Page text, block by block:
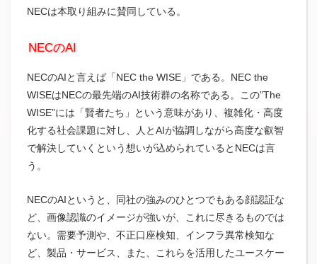
NECは本取り組みに賛同している。
NECのAI
NECのAIと言えば「NEC the WISE」である。NEC the
WISEはNECの最先端のAI技術群の名称である。この”The
WISE”には「賢者たち」という意味があり、複雑化・高度
化する社会課題に対し、人とAIが協調しながら高度な叡智
で解決していくという想いが込められているとNECは言
う。
NECのAIというと、同社の強みのひとつでもある顔認証な
ど、画像認識のイメージが強いが、これに尽きるものでは
ない。需要予測や、不正口座検知、インフラ異常検知な
ど、製品・サービス、また、これらを活用したユースケー